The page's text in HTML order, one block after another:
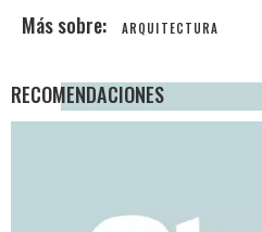
ARQUITECTURA
RECOMENDACIONES